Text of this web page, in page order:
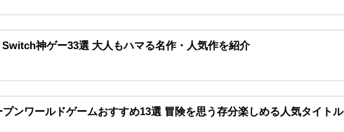
Switch神ゲー33選 大人もハマる名作・人気作を紹介
ンワールドゲームおすすめ13選 冒険を思う存分楽しめる人気タイトル